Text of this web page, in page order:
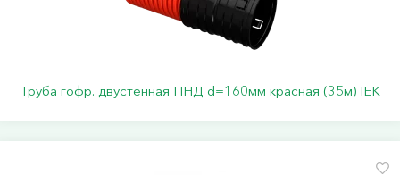
Труба гофр. двустенная ПНД d=160мм красная (35м) IEK